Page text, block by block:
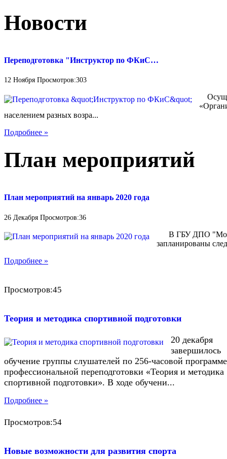
Новости
Переподготовка "Инструктор по ФКиС…
12 Ноября Просмотров:303
населением разных возра...
Подробнее »
План мероприятий
План мероприятий на январь 2020 года
26 Декабря Просмотров:36
В ГБУ ДПО
запланированы
Подробнее »
Просмотров:45
Теория и методика спортивной подготовки
20 декабря
завершилось
обучение группы слушателей по 256-часовой программе
профессиональной переподготовки «Теория и методика
спортивной подготовки». В ходе обучени...
Подробнее »
Просмотров:54
Новые возможности для развития спорта